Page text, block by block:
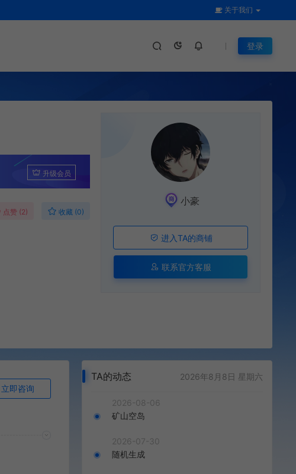
关于我们
登录
升级会员
点赞 (2) 收藏 (0)
小豪
进入TA的商铺
联系官方客服
立即咨询
TA的动态 2026年8月8日 星期六
2026-08-06
矿山空岛
2026-07-30
随机生成